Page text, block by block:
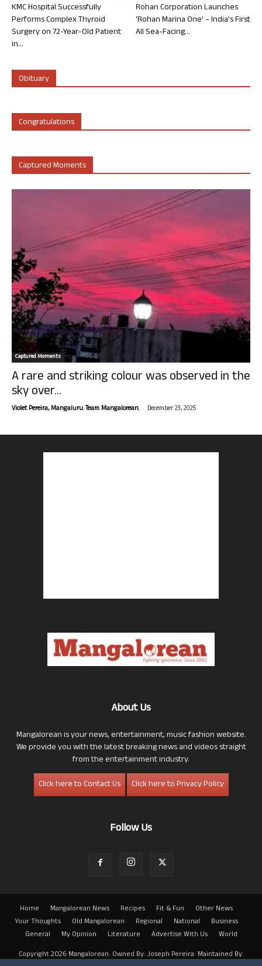
KMC Hospital Successfully
Performs Complex Thyroid
Surgery on 72-Year-Old Patient
in...
Rohan Corporation Launches
‘Rohan Marina One’ – India’s First
All Sea-Facing...
Obituary
Congratulations
Captured Moments
Captured Moments
A rare and striking colour was observed in the
sky over...
Violet Pereira, Mangaluru. Team Mangalorean. - December 23, 2025
About Us
Mangalorean is your news, entertainment, music fashion website.
We provide you with the latest breaking news and videos straight
from the entertainment industry.
Click here to Contact Us
Click here to Privacy Policy
Follow Us
Home Mangalorean News Recipes Fit & Fun
Other News
Your Thoughts
Old Mangalorean Regional National
Business
General
My Opinion Literature Advertise With Us
World
Copyright 2026 Mangalorean. Owned By: Joseph Pereira. Maintained By: